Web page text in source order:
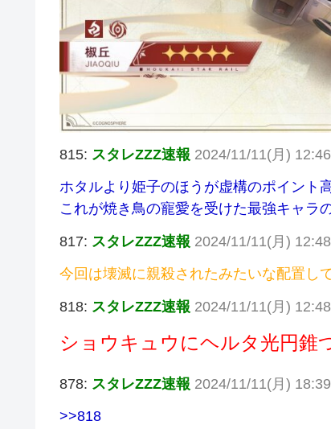
815: スタレZZZ速報 2024/11/11(月)
ホタルより姫子のほうが虚構のポイント
これが焼き鳥の寵愛を受けた最強キャラ
817: スタレZZZ速報 2024/11/11(月)
今回は壊滅に親殺されたみたいな配置し
818: スタレZZZ速報 2024/11/11(月)
ショウキュウにヘルタ光円錐
878: スタレZZZ速報 2024/11/11(月)
>>818